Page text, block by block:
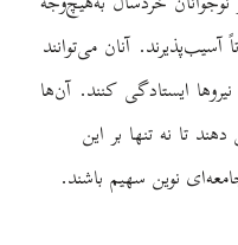
آنان می‌توانند
ایستادگی کنند. آن‌ها
تا نه تنها بر این
نوین سهیم باشند.